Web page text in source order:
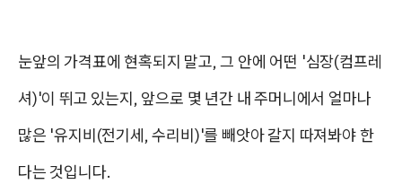
눈앞의 가격표에 현혹되지 말고, 그 안에 어떤 '심장(컴프레
셔)'이 뛰고 있는지, 앞으로 몇 년간 내 주머니에서 얼마나
많은 '유지비(전기세, 수리비)'를 빼앗아 갈지 따져봐야 한
다는 것입니다.